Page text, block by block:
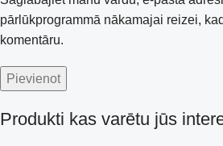
pārlūkprogrammā nākamajai reizei,
komentāru.
Produkti kas varētu jūs